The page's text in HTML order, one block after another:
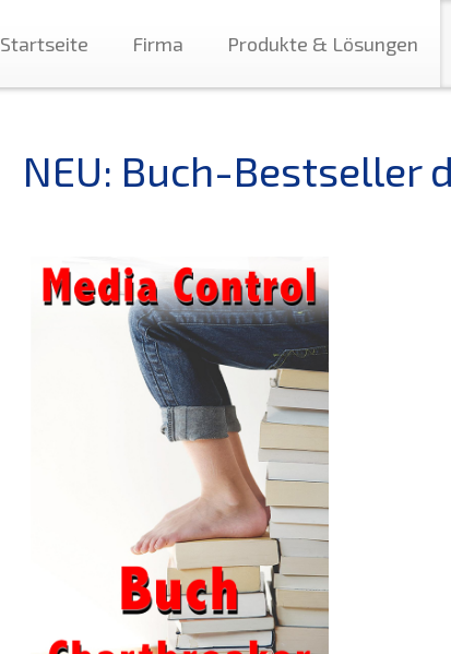
Startseite Firma Produkte & Lösungen
NEU: Buch-Bestseller